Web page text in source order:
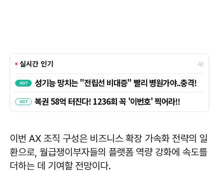
이번 AX 조직 구성은 비즈니스 확장 가속화 전략의 일
환으로, 월급쟁이부자들의 플랫폼 역량 강화에 속도를
더하는 데 기여할 전망이다.